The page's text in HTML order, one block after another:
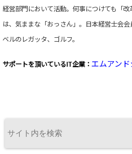
経営部門において活動。何事につけても「
は、気ままな「おっさん」。日本経営士会会
ベルのレガッタ、ゴルフ。
サポートを頂いている IT企業： エムアン